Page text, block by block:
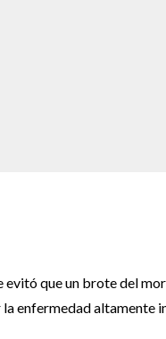
que un brote del
enfermedad altamente